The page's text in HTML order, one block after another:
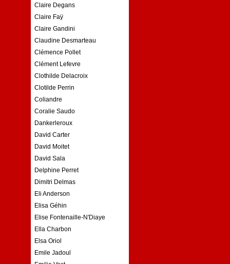
Claire Degans
Claire Faÿ
Claire Gandini
Claudine Desmarteau
Clémence Pollet
Clément Lefevre
Clothilde Delacroix
Clotilde Perrin
Coliandre
Coralie Saudo
Dankerleroux
David Carter
David Moitet
David Sala
Delphine Perret
Dimitri Delmas
Eli Anderson
Elisa Géhin
Elise Fontenaille-N'Diaye
Ella Charbon
Elsa Oriol
Emile Jadoul